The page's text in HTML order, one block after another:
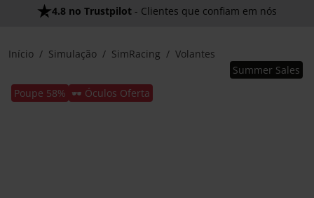
4.8 no Trustpilot - Clientes que confiam em nós
Início Simulação SimRacing Volantes
Poupe 58% 🕶️ Óculos Oferta
Summer Sales